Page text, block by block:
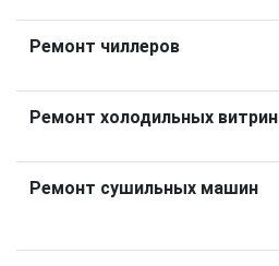
Ремонт чиллеров
Ремонт холодильных витрин
Ремонт сушильных машин